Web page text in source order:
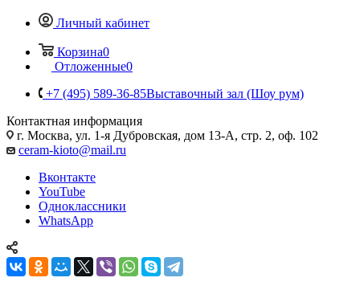
Личный кабинет
Корзина0
Отложенные0
+7 (495) 589-36-85Выставочный зал (Шоу рум)
Контактная информация
г. Москва, ул. 1-я Дубровская, дом 13-А, стр. 2, оф. 102
ceram-kioto@mail.ru
Вконтакте
YouTube
Одноклассники
WhatsApp